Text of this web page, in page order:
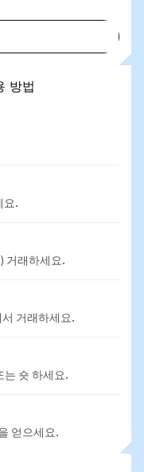
방법
요.
거래하세요.
거래하세요.
는 숏 하세요.
얻으세요.